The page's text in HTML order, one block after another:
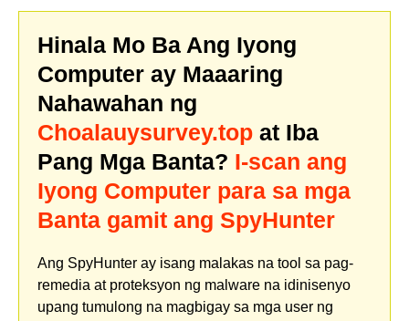
Hinala Mo Ba Ang Iyong
Computer ay Maaaring
Nahawahan ng
Choalauysurvey.top at Iba
Pang Mga Banta? I-scan ang
Iyong Computer para sa mga
Banta gamit ang SpyHunter
Ang SpyHunter ay isang malakas na tool sa pag-
remedia at proteksyon ng malware na idinisenyo
upang tumulong na magbigay sa mga user ng